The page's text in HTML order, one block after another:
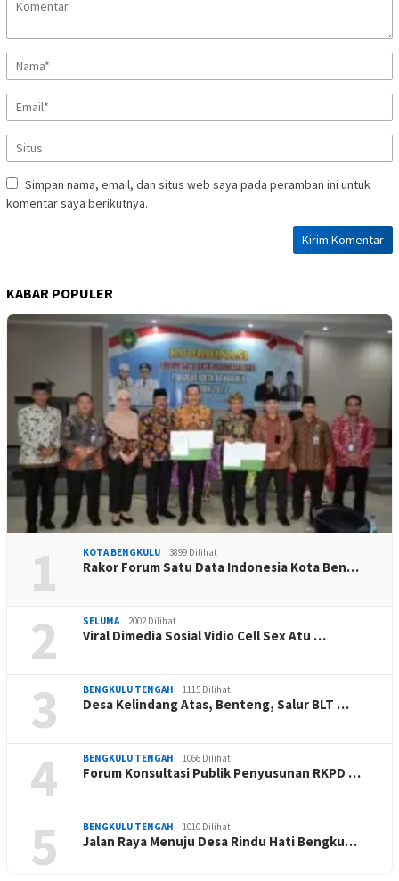
Simpan nama, email, dan situs web saya pada peramban ini untuk
komentar saya berikutnya.
KABAR POPULER
1 KOTA BENGKULU 3899 Dilihat
Rakor Forum Satu Data Indonesia Kota Ben…
2 SELUMA 2002 Dilihat
Viral Dimedia Sosial Vidio Cell Sex Atu …
3 BENGKULU TENGAH 1115 Dilihat
Desa Kelindang Atas, Benteng, Salur BLT …
4 BENGKULU TENGAH 1066 Dilihat
Forum Konsultasi Publik Penyusunan RKPD …
5 BENGKULU TENGAH 1010 Dilihat
Jalan Raya Menuju Desa Rindu Hati Bengku…